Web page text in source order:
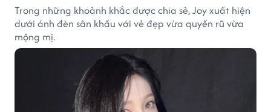
Trong những khoảnh khắc được chia sẻ, Joy xuất hiện
dưới ánh đèn sân khấu với vẻ đẹp vừa quyến rũ vừa
mộng mị.